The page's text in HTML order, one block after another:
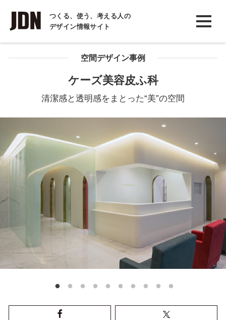
つくる、使う、考える人の
デザイン情報サイト
INTERVIEW
インタビュー
REPORT
COLUMN
空間デザイン事例
ケーズ美容皮ふ科
清潔感と透明感をまとった“美”の空間